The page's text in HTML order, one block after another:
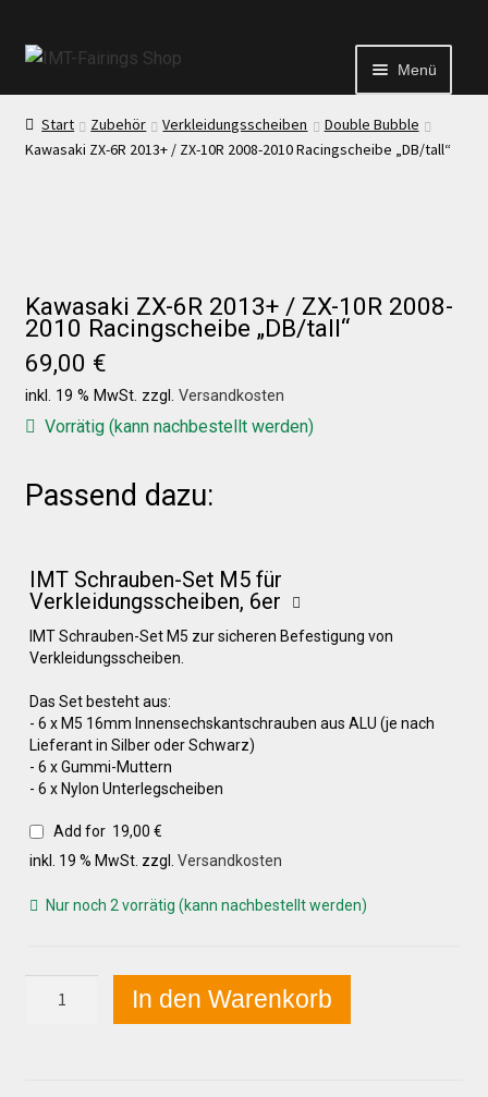
Menü
Start
News
Test Startseite
Infos zu unseren Produkten
Händlerkonditionen
Marken
Sitzpolster und erhöhte Sitzpolster
Preislisten
Start Zubehör Verkleidungsscheiben
Double Bubble
Kawasaki ZX-6R 2013+ / ZX-10R 2008-2010 Racingscheibe „DB/tall“
Kawasaki ZX-6R 2013+ / ZX-10R 2008-
2010 Racingscheibe „DB/tall“
69,00 €
inkl. 19 % MwSt. zzgl. Versandkosten
Vorrätig (kann nachbestellt werden)
Passend dazu:
IMT Schrauben-Set M5 für
Verkleidungsscheiben, 6er
IMT Schrauben-Set M5 zur sicheren Befestigung von
Verkleidungsscheiben.
Das Set besteht aus:
- 6 x M5 16mm Innensechskantschrauben aus ALU (je nach
Lieferant in Silber oder Schwarz)
- 6 x Gummi-Muttern
- 6 x Nylon Unterlegscheiben
Add for 19,00€
inkl. 19 % MwSt. zzgl. Versandkosten
Nur noch 2 vorrätig (kann nachbestellt werden)
In den Warenkorb